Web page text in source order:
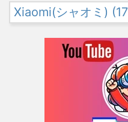
Xiaomi(シャオミ)